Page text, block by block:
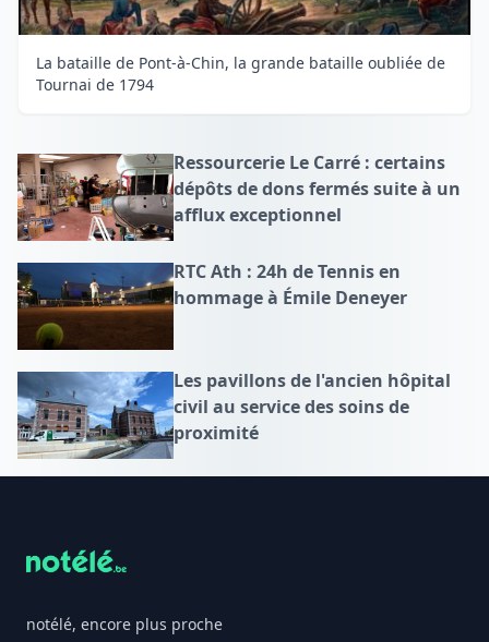
La bataille de Pont-à-Chin, la grande bataille oubliée de
Tournai de 1794
Ressourcerie Le Carré : certains
dépôts de dons fermés suite à un
afflux exceptionnel
RTC Ath : 24h de Tennis en
hommage à Émile Deneyer
Les pavillons de l'ancien hôpital
civil au service des soins de
proximité
notélé, encore plus proche